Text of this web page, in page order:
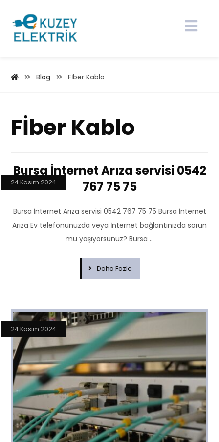
Blog Fİber Kablo
Fİber Kablo
Bursa İnternet Arıza servisi 0542
767 75 75
24 Kasım 2024
Bursa İnternet Arıza servisi 0542 767 75 75 Bursa İnternet
Arıza Ev telefonunuzda veya İnternet bağlantınızda sorun
mu yaşıyorsunuz? Bursa ...
Daha Fazla
24 Kasım 2024